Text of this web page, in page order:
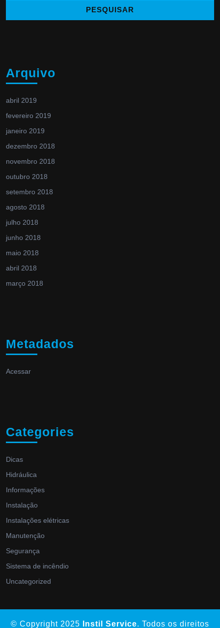
Arquivo
abril 2019
fevereiro 2019
janeiro 2019
dezembro 2018
novembro 2018
outubro 2018
setembro 2018
agosto 2018
julho 2018
junho 2018
maio 2018
abril 2018
março 2018
Metadados
Acessar
Categories
Dicas
Hidráulica
Informações
Instalação
Instalações elétricas
Manutenção
Segurança
Sistema de incêndio
Uncategorized
© Copyright 2025 Instil Service. Todos os direitos